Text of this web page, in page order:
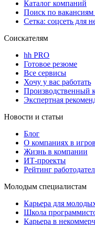
Каталог компаний
Поиск по
Сетка: соцсеть для
Соискателям
hh PRO
Готовое резюме
Все сервисы
Хочу у вас работать
Производственный
Экспертная
Новости и статьи
Блог
О компаниях в
Жизнь в компании
ИТ-проекты
Рейтинг
Молодым специалистам
Карьера для
Школа
Карьера в